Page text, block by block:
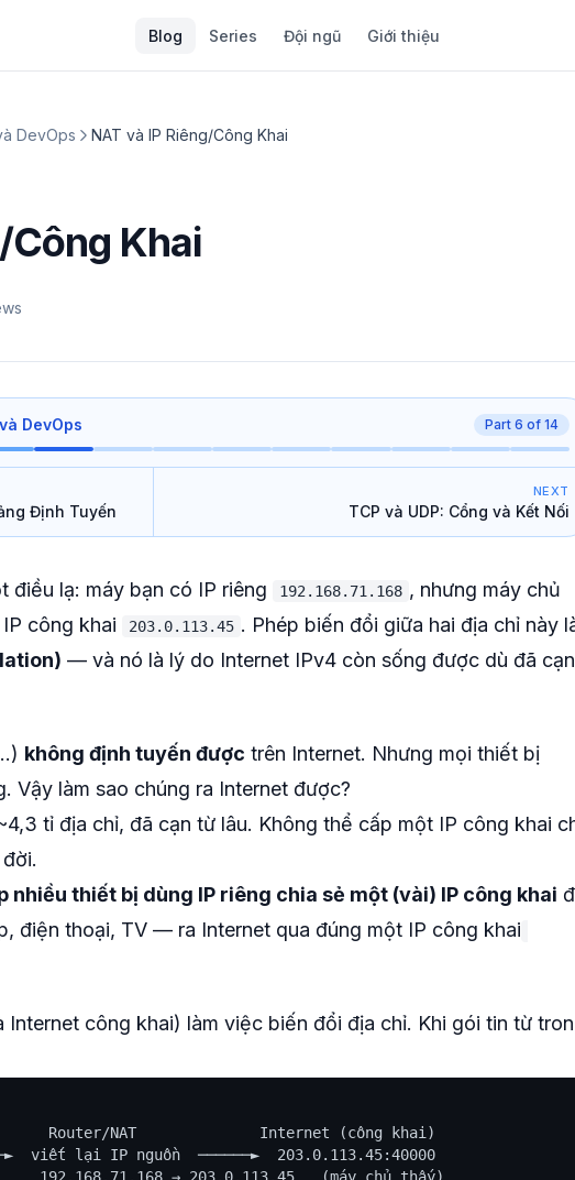
Blog Series Đội ngũ Giới thiệu
DevOps NAT và IP Riêng/Công Khai
Công Khai
DevOps Part 6 of 14
Định Tuyến
NEXT
TCP và UDP: Cổng và Kết Nối
điều lạ: máy bạn có IP riêng 192.168.71.168 , nhưng máy chủ
công khai
203.0.113.45 . Phép biến đổi giữa hai địa chỉ này
— và nó là lý do Internet IPv4 còn sống được dù đã cạn
không định tuyến được trên Internet. Nhưng mọi thiết bị
Vậy làm sao chúng ra Internet được?
tỉ địa chỉ, đã cạn từ lâu. Không thể cấp một IP công khai
nhiều thiết bị dùng IP riêng chia sẻ một (vài) IP công khai
điện thoại, TV — ra Internet qua đúng một IP công khai
Internet công khai) làm việc biến đổi địa chỉ. Khi gói tin từ
Router/NAT              Internet (công khai)
viết lại IP nguồn  ──────►  203.0.113.45:40000